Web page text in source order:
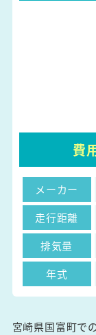
費
メーカー
走行距離
排気量
年式
宮崎県国富町で